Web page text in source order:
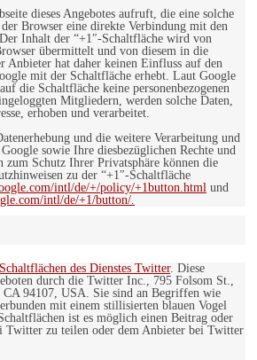
dieses Angebotes aufruft, die eine solche
Browser eine direkte Verbindung mit den
Inhalt der “+1″-Schaltfläche wird von
übermittelt und von diesem in die
Anbieter hat daher keinen Einfluss auf den
mit der Schaltfläche erhebt. Laut Google
die Schaltfläche keine personenbezogenen
Mitgliedern, werden solche Daten,
erhoben und verarbeitet.
und die weitere Verarbeitung und
sowie Ihre diesbezüglichen Rechte und
zum Schutz Ihrer Privatsphäre können die
zu der “+1″-Schaltfläche
intl/de/+/policy/+1button.html und
intl/de/+1/button/.
Schaltflächen des Dienstes Twitter. Diese
durch die Twitter Inc., 795 Folsom St.,
CA 94107, USA. Sie sind an Begriffen wie
mit einem stillisierten blauen Vogel
ist es möglich einen Beitrag oder
Twitter zu teilen oder dem Anbieter bei Twitter